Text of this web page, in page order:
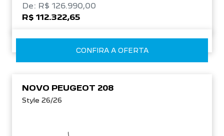
De: R$ 126.990,00
R$ 112.322,65
CONFIRA A OFERTA
NOVO PEUGEOT 208
Style 26/26